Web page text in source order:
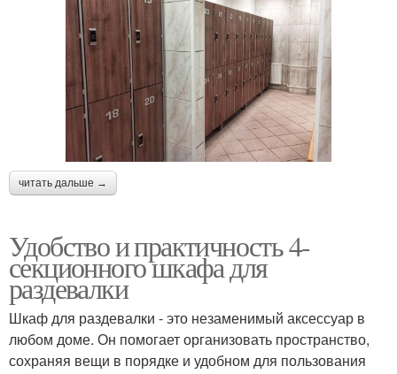
читать дальше →
Удобство и практичность 4-
секционного шкафа для
раздевалки
Шкаф для раздевалки - это незаменимый аксессуар в
любом доме. Он помогает организовать пространство,
сохраняя вещи в порядке и удобном для пользования